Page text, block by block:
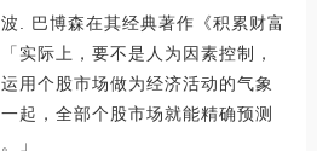
. 巴博森在其经典著作《积累财富
实际上，要不是人为因素控制，
用个股市场做为经济活动的气象
起，全部个股市场就能精确预测
」